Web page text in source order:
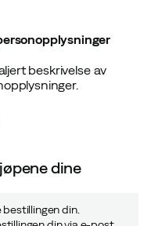
beskrivelse av
dine
din.